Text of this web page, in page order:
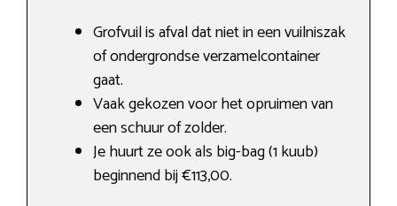
Grofvuil is afval dat niet in een vuilniszak
of ondergrondse verzamelcontainer
gaat.
Vaak gekozen voor het opruimen van
een schuur of zolder.
Je huurt ze ook als big-bag (1 kuub)
beginnend bij €113,00.